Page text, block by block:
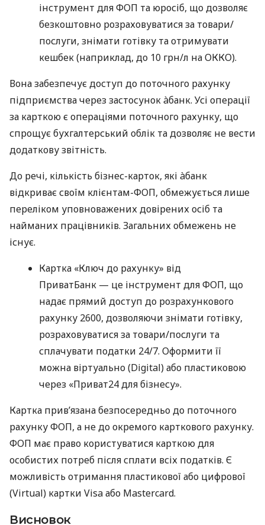
інструмент для ФОП та юросіб, що дозволяє
безкоштовно розраховуватися за товари/
послуги, знімати готівку та отримувати
кешбек (наприклад, до 10 грн/л на ОККО).
Вона забезпечує доступ до поточного рахунку
підприємства через застосунок àбанк. Усі операції
за карткою є операціями поточного рахунку, що
спрощує бухгалтерський облік та дозволяє не вести
додаткову звітність.
До речі, кількість бізнес-карток, які àбанк
відкриває своїм клієнтам-ФОП, обмежується лише
переліком уповноважених довірених осіб та
найманих працівників. Загальних обмежень не
існує.
Картка «Ключ до рахунку» від
ПриватБанк — це інструмент для ФОП, що
надає прямий доступ до розрахункового
рахунку 2600, дозволяючи знімати готівку,
розраховуватися за товари/послуги та
сплачувати податки 24/7. Оформити її
можна віртуально (Digital) або пластиковою
через «Приват24 для бізнесу».
Картка прив’язана безпосередньо до поточного
рахунку ФОП, а не до окремого карткового рахунку.
ФОП має право користуватися карткою для
особистих потреб після сплати всіх податків. Є
можливість отримання пластикової або цифрової
(Virtual) картки Visa або Mastercard.
Висновок